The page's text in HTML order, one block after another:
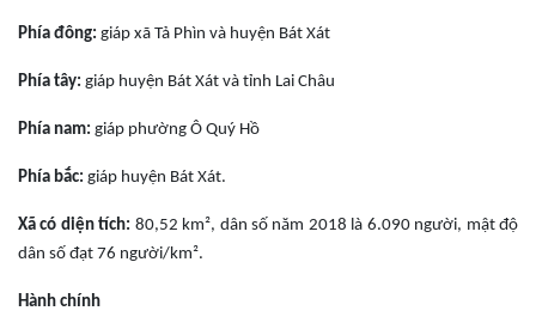
Phía đông: giáp xã Tả Phìn và huyện Bát Xát
Phía tây: giáp huyện Bát Xát và tỉnh Lai Châu
Phía nam: giáp phường Ô Quý Hồ
Phía bắc: giáp huyện Bát Xát.
Xã có diện tích: 80,52 km², dân số năm 2018 là 6.090 người, mật độ
dân số đạt 76 người/km².
Hành chính